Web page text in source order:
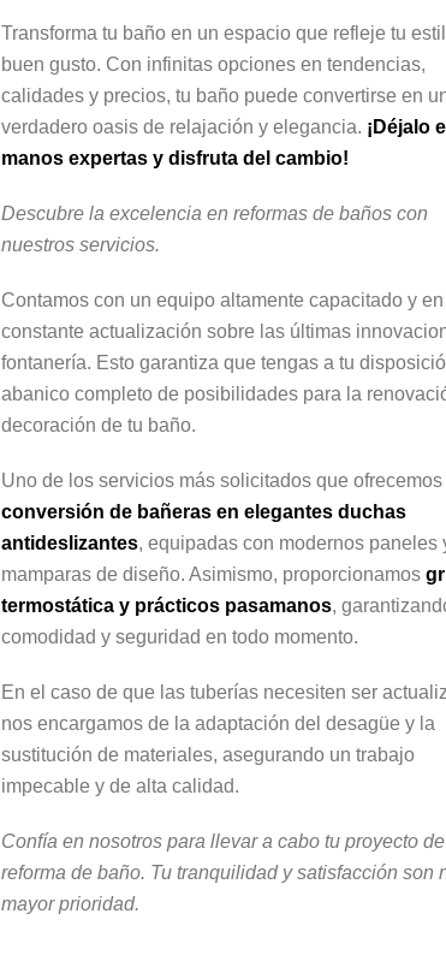
Transforma tu baño en un espacio que refleje tu
buen gusto. Con infinitas opciones en tendencias,
calidades y precios, tu baño puede convertirse en
verdadero oasis de relajación y elegancia. ¡Déjalo
manos expertas y disfruta del cambio!
Descubre la excelencia en reformas de baños con
nuestros servicios.
Contamos con un equipo altamente capacitado y en
constante actualización sobre las últimas
fontanería. Esto garantiza que tengas a tu
abanico completo de posibilidades para la
decoración de tu baño.
Uno de los servicios más solicitados que ofrecemos
conversión de bañeras en elegantes duchas
antideslizantes, equipadas con modernos paneles
mamparas de diseño. Asimismo, proporcionamos
termostática y prácticos pasamanos,
comodidad y seguridad en todo momento.
En el caso de que las tuberías necesiten ser
nos encargamos de la adaptación del desagüe y la
sustitución de materiales, asegurando un trabajo
impecable y de alta calidad.
Confía en nosotros para llevar a cabo tu proyecto de
reforma de baño. Tu tranquilidad y satisfacción son
mayor prioridad.